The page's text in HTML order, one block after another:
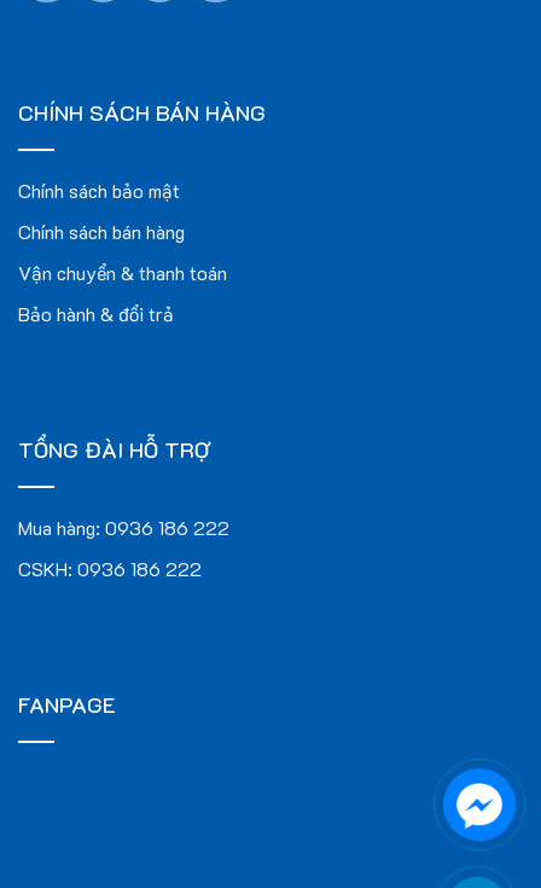
CHÍNH SÁCH BÁN HÀNG
Chính sách bảo mật
Chính sách bán hàng
Vận chuyển & thanh toán
Bảo hành & đổi trả
TỔNG ĐÀI HỖ TRỢ
Mua hàng: 0936 186 222
CSKH: 0936 186 222
FANPAGE